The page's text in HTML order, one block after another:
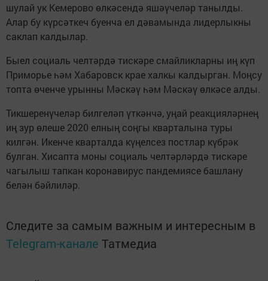
шулай ук Кемерово өлкәсендә яшәүчеләр танылды.
Алар бу күрсәткеч буенча ел дәвамында лидерлыкны
саклап калдылар.
Быел социаль челтәрдә тискәре смайликларны иң күп
Приморье һәм Хабаровск крае халкы калдырган. Моңсу
топта өченче урынны Мәскәү һәм Мәскәү өлкәсе алды.
Тикшеренүчеләр билгеләп үткәнчә, уңай реакцияләрнең
иң зур өлеше 2020 елның соңгы кварталына туры
килгән. Икенче кварталда күңелсез постлар күбрәк
булган. Хисапта моны социаль челтәрләрдә тискәре
чагылыш тапкан коронавирус пандемиясе башлану
белән бәйлиләр.
Следите за самым важным и интересным в
Telegram-канале Татмедиа